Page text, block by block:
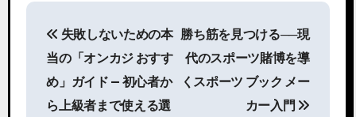
P
失敗しないための本
当の「オンカジ おすす
め」ガイド — 初心者か
ら上級者まで使える選
勝ち筋を見つける──現
代のスポーツ賭博を導
くスポーツ ブック メー
カー入門